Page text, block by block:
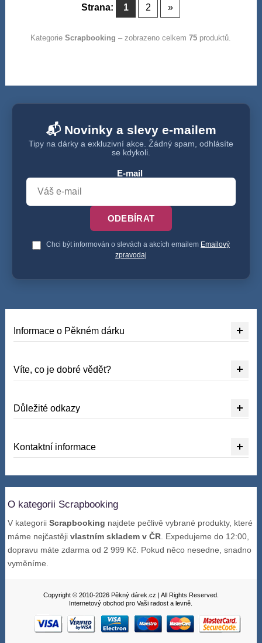
Strana: 1 2 »
KategorieScrapbooking – zobrazeno celkem75 produktů.
📬 Novinky a slevy e-mailem
Tipy na dárky a exkluzivní akce. Žádný spam, odhlásíte
se kdykoli.
E-mail
ODEBÍRAT
Chci být informován o slevách a akcích emailem Emailový
zpravodaj
Informace o Pěkném dárku
Víte, co je dobré vědět?
Důležité odkazy
Kontaktní informace
O kategorii Scrapbooking
V kategoriiScrapbooking najdete pečlivě vybrané produkty, které
máme nejčastějivlastním skladem v ČR . Expedujeme do 12:00,
dopravu máte zdarma od 2 999 Kč. Pokud něco nesedne, snadno
vyměníme.
Copyright © 2010-2026 Pěkný dárek.cz | All Rights Reserved.
Internetový obchod pro Vaši radost a levně.